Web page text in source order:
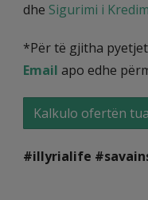
dhe Sigurimi i
*Për të gjitha
Email apo edhe
Kalkulo ofertën
#illyrialife